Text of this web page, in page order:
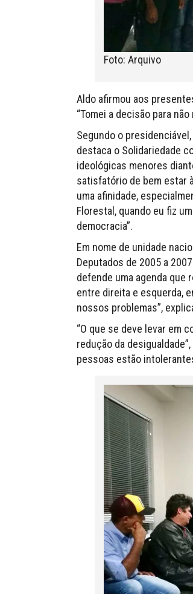
Foto: Arquivo
Aldo afirmou aos
“Tomei a decisão para
Segundo o
destaca o Solidariedade
ideológicas menores
satisfatório de bem estar
uma afinidade,
Florestal, quando eu fiz
democracia”.
Em nome de unidade
Deputados de 2005 a
defende uma agenda que
entre direita e esquerda,
nossos problemas”,
“O que se deve levar em
redução da
pessoas estão